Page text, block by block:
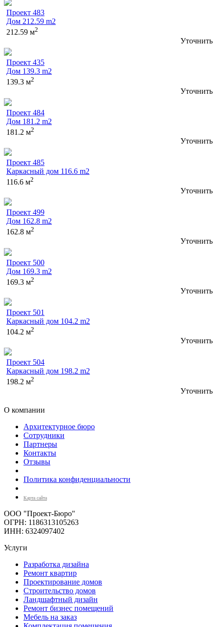
Проект 483
Дом 212.59 m2
212.59 м2
Уточнить
Проект 435
Дом 139.3 m2
139.3 м2
Уточнить
Проект 484
Дом 181.2 m2
181.2 м2
Уточнить
Проект 485
Каркасный дом 116.6 m2
116.6 м2
Уточнить
Проект 499
Дом 162.8 m2
162.8 м2
Уточнить
Проект 500
Дом 169.3 m2
169.3 м2
Уточнить
Проект 501
Каркасный дом 104.2 m2
104.2 м2
Уточнить
Проект 504
Каркасный дом 198.2 m2
198.2 м2
Уточнить
О компании
Архитектурное бюро
Сотрудники
Партнеры
Контакты
Отзывы
Политика конфиденциальности
Карта сайта
ООО "Проект-Бюро"
ОГРН: 1186313105263
ИНН: 6324097402
Услуги
Разработка дизайна
Ремонт квартир
Проектирование домов
Строительство домов
Ландшафтный дизайн
Ремонт бизнес помещений
Мебель на заказ